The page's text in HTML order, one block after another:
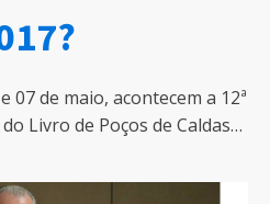
07 de maio, acontecem a 12ª
Livro de Poços de Caldas…